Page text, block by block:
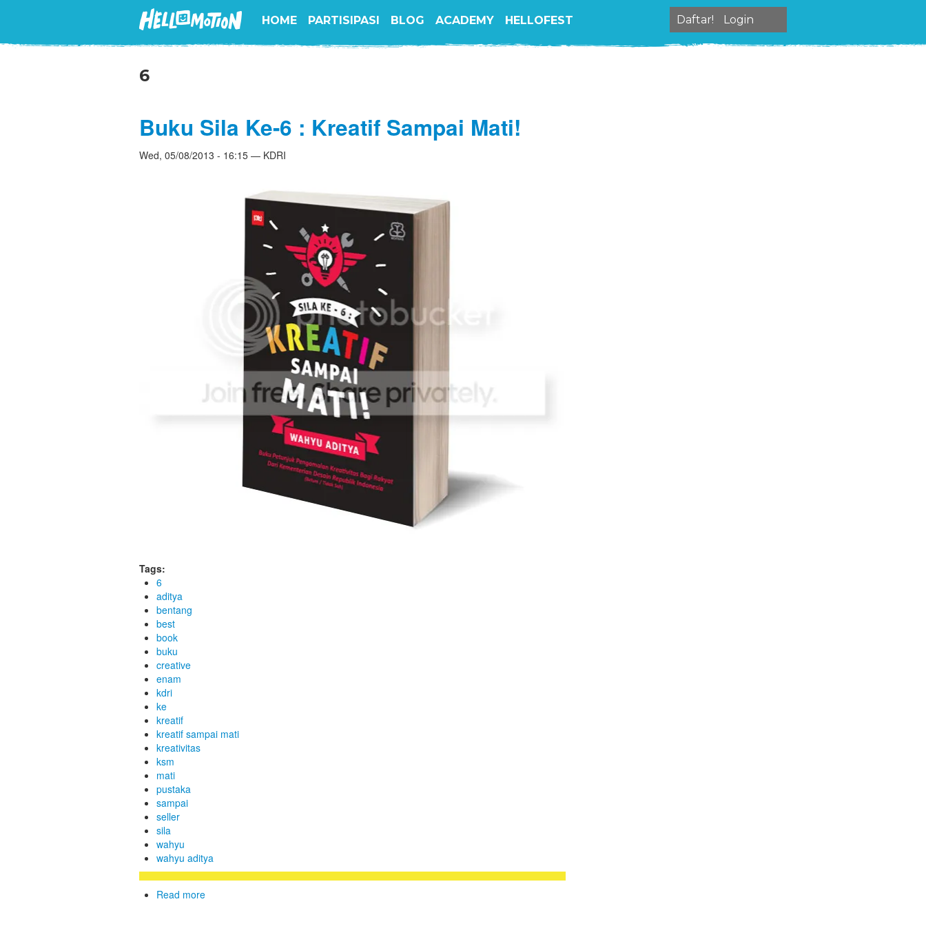
HOME PARTISIPASI BLOG ACADEMY HELLOFEST Daftar! Login
6
Buku Sila Ke-6 : Kreatif Sampai Mati!
Wed, 05/08/2013 - 16:15 — KDRI
Tags:
6
aditya
bentang
best
book
buku
creative
enam
kdri
ke
kreatif
kreatif sampai mati
kreativitas
ksm
mati
pustaka
sampai
seller
sila
wahyu
wahyu aditya
Read more